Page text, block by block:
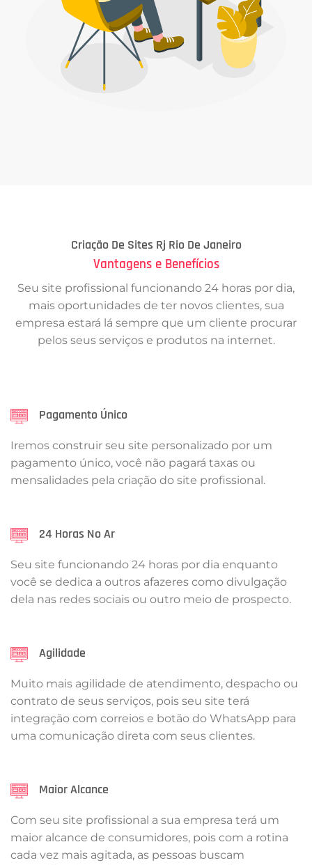
Criação De Sites Rj Rio De Janeiro
Vantagens e Benefícios
Seu site profissional funcionando 24 horas por dia,
mais oportunidades de ter novos clientes, sua
empresa estará lá sempre que um cliente procurar
pelos seus serviços e produtos na internet.
Pagamento Único
Iremos construir seu site personalizado por um
pagamento único, você não pagará taxas ou
mensalidades pela criação do site profissional.
24 Horas No Ar
Seu site funcionando 24 horas por dia enquanto
você se dedica a outros afazeres como divulgação
dela nas redes sociais ou outro meio de prospecto.
Agilidade
Muito mais agilidade de atendimento, despacho ou
contrato de seus serviços, pois seu site terá
integração com correios e botão do WhatsApp para
uma comunicação direta com seus clientes.
Maior Alcance
Com seu site profissional a sua empresa terá um
maior alcance de consumidores, pois com a rotina
cada vez mais agitada, as pessoas buscam